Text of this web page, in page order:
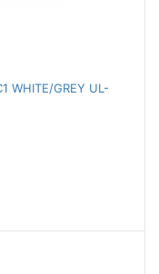
WHITE/GREY UL-